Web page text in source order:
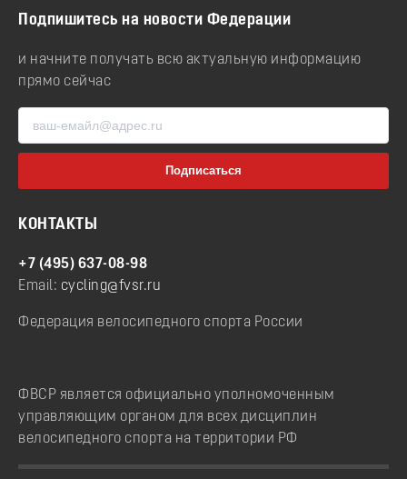
Подпишитесь на новости Федерации
и начните получать всю актуальную информацию
прямо сейчас
КОНТАКТЫ
+7 (495) 637-08-98
Email: cycling@fvsr.ru
Федерация велосипедного спорта России
ФВСР является официально уполномоченным
управляющим органом для всех дисциплин
велосипедного спорта на территории РФ